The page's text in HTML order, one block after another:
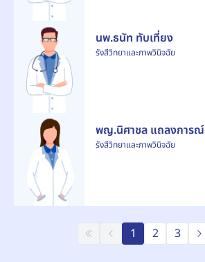
นพ.ธนัท ทับเที่ยง
รังสีวิทยาและภาพวินิจฉัย
พญ.นิศาชล แถลงการณ์
รังสีวิทยาและภาพวินิจฉัย
1 2 3